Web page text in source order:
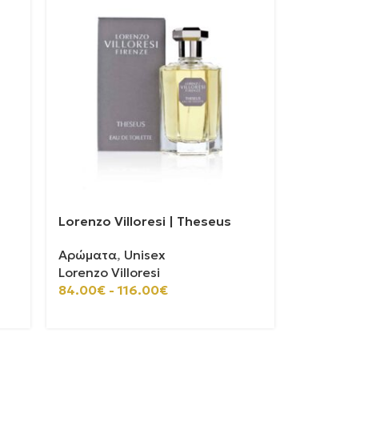
Lorenzo Villoresi | Theseus
Αρώματα, Unisex
Lorenzo Villoresi
84.00€ - 116.00€